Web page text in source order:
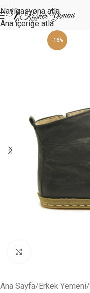
Navigasyona atla
Ana içeriğe atla
-16%
Ana Sayfa Erkek Yemeni